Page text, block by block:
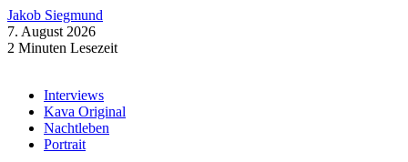
Jakob Siegmund
7. August 2026
2 Minuten Lesezeit
Interviews
Kava Original
Nachtleben
Portrait